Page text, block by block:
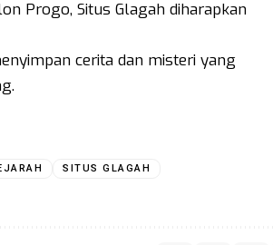
Progo, Situs Glagah diharapkan
cerita dan misteri yang
SITUS GLAGAH